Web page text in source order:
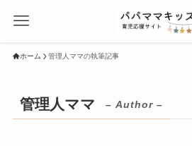
ホーム 管理人ママの執筆記事
管理人ママ – Author –